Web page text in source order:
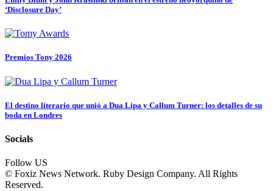
‘Disclosure Day’
Premios Tony 2026
El destino literario que unió a Dua Lipa y Callum Turner: los detalles de su
boda en Londres
Socials
Follow US
© Foxiz News Network. Ruby Design Company. All Rights
Reserved.